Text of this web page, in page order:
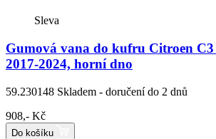
Sleva
Gumová vana do kufru Citroen
2017-2024, horní dno
59.230148 Skladem - doručení do 2 dnů
908,- Kč
Do košíku